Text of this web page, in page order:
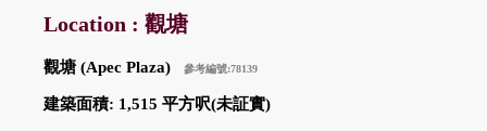
Location : 觀塘
觀塘 (Apec Plaza) 參考編號:78139
建築面積: 1,515 平方呎(未証實)